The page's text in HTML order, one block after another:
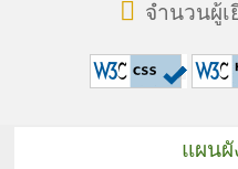
จำนวนผู้
แผนผั